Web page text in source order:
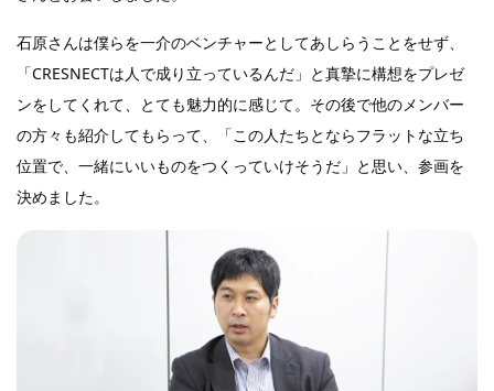
石原さんは僕らを一介のベンチャーとしてあしらうことをせず、
「CRESNECTは人で成り立っているんだ」と真摯に構想をプレゼ
ンをしてくれて、とても魅力的に感じて。その後で他のメンバー
の方々も紹介してもらって、「この人たちとならフラットな立ち
位置で、一緒にいいものをつくっていけそうだ」と思い、参画を
決めました。